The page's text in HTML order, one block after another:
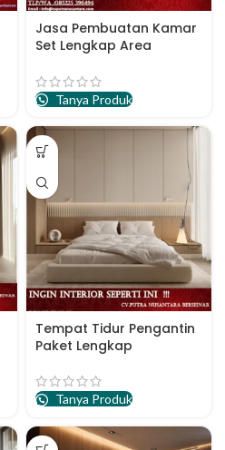
Jasa Pembuatan Kamar
Set Lengkap Area
Tanya Produk
Tempat Tidur Pengantin
Paket Lengkap
Tanya Produk